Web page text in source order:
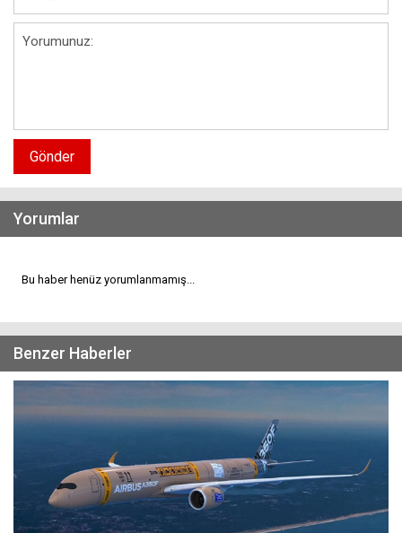
Gönder
Yorumlar
Bu haber henüz yorumlanmamış...
Benzer Haberler